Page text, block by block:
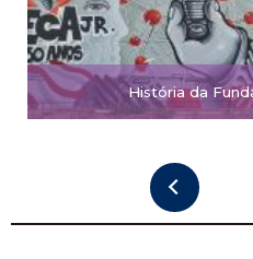
História da